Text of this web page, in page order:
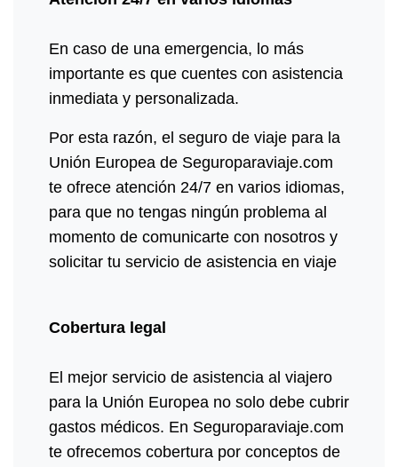
En caso de una emergencia, lo más
importante es que cuentes con asistencia
inmediata y personalizada.
Por esta razón, el seguro de viaje para la
Unión Europea de Seguroparaviaje.com
te ofrece atención 24/7 en varios idiomas,
para que no tengas ningún problema al
momento de comunicarte con nosotros y
solicitar tu servicio de asistencia en viaje
Cobertura legal
El mejor servicio de asistencia al viajero
para la Unión Europea no solo debe cubrir
gastos médicos. En Seguroparaviaje.com
te ofrecemos cobertura por conceptos de